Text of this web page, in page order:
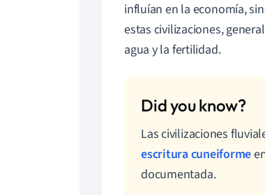
influían en la economía,
estas civilizaciones,
agua y la fertilidad.
Las civilizaciones
escritura cuneiforme
documentada.